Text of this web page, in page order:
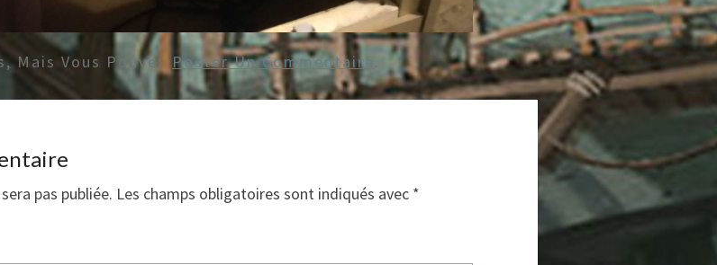
Mais Vous Pouvez Poster Un Commentaire
pas publiée. Les champs obligatoires sont indiqués avec *